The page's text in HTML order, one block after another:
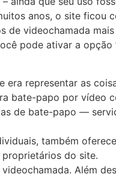
anos, o site ficou
de videochamada
pode ativar a
representar as
bate-papo por vídeo
de bate-papo —
também
do site.
Além